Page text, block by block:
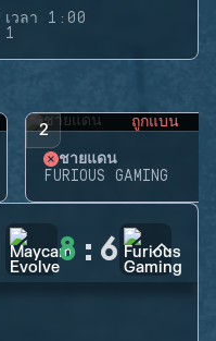
วลา 1:00
1
2 ถูกแบน
ชายแดน
FURIOUS GAMING
8 : 6